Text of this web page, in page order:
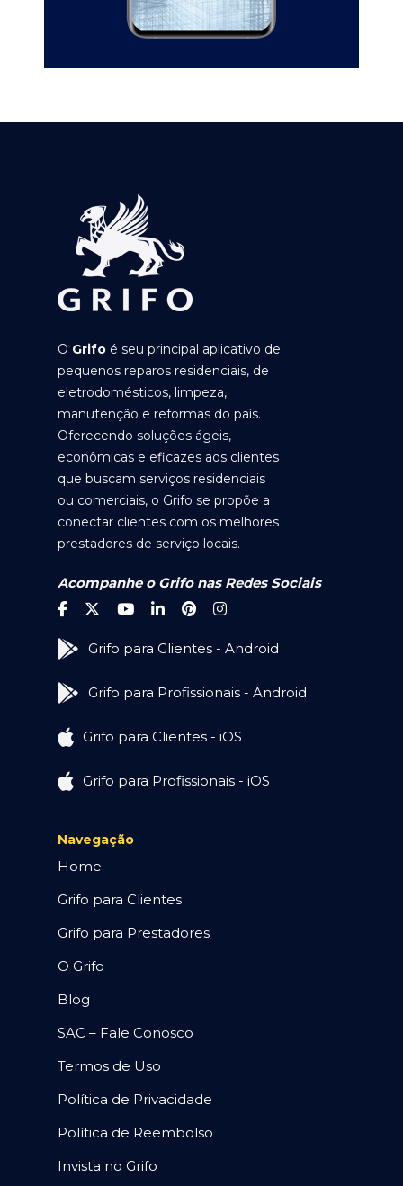
O Grifo é seu principal aplicativo de
pequenos reparos residenciais, de
eletrodomésticos, limpeza,
manutenção e reformas do país.
Oferecendo soluções ágeis,
econômicas e eficazes aos clientes
que buscam serviços residenciais
ou comerciais, o Grifo se propõe a
conectar clientes com os melhores
prestadores de serviço locais.
Acompanhe o Grifo nas Redes Sociais
Grifo para Clientes - Android
Grifo para Profissionais - Android
Grifo para Clientes - iOS
Grifo para Profissionais - iOS
Navegação
Home
Grifo para Clientes
Grifo para Prestadores
O Grifo
Blog
SAC – Fale Conosco
Termos de Uso
Política de Privacidade
Política de Reembolso
Invista no Grifo